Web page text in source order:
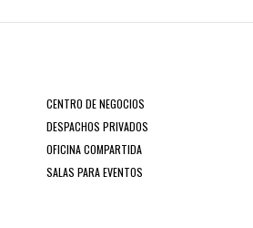
CENTRO DE NEGOCIOS
DESPACHOS PRIVADOS
OFICINA COMPARTIDA
SALAS PARA EVENTOS